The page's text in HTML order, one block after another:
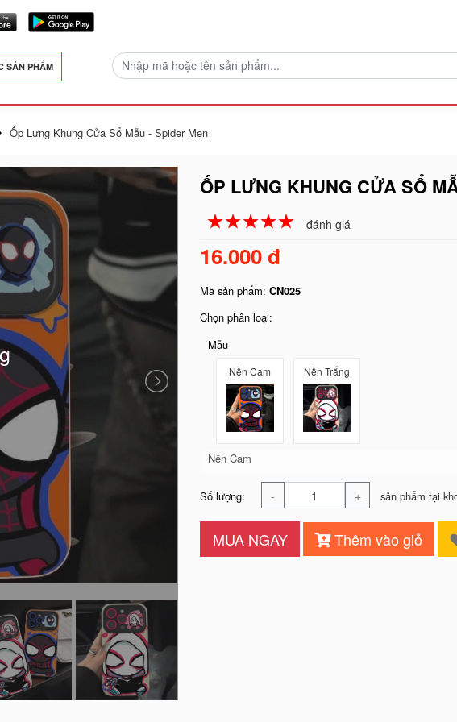
SẢN PHẨM
Ốp Lưng Khung Cửa Sổ Mẫu - Spider Men
ỐP LƯNG KHUNG CỬA SỔ
☆☆☆☆☆
★★★★★ đánh giá
16.000 đ
Mã sản phẩm:CN025
Chọn phân loại:
Mẫu
Nền Cam Nền Trắng
Nền Cam
Số lượng: - + sản phẩm tại
MUA NGAY Thêm vào giỏ